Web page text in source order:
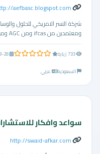
http://aefbasc.blogspot.com
شركة النسر الامريكي للحلول
ومعتمدين من ifcas ومن AGC ومرخصين من قبل كل الهيئات والجهات المهنية والما ...
0.0 من 5 نجوم
2020-08-28
السعودية
عربي
سواعد وافكار للاستشارات
http://swaid-afkar.com